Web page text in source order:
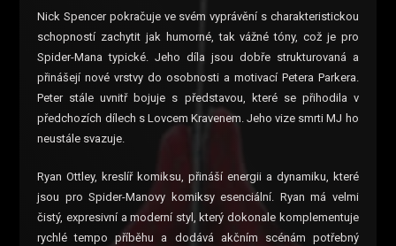
Nick Spencer pokračuje ve svém vyprávění s charakteristickou
schopností zachytit jak humorné, tak vážné tóny, což je pro
Spider-Mana typické. Jeho díla jsou dobře strukturovaná a
přinášejí nové vrstvy do osobnosti a motivací Petera Parkera.
Peter stále uvnitř bojuje s představou, které se přihodila v
předchozích dílech s Lovcem Kravenem. Jeho vize smrti MJ ho
neustále svazuje.
Ryan Ottley, kreslíř komiksu, přináší energii a dynamiku, které
jsou pro Spider-Manovy komiksy esenciální. Ryan má velmi
čistý, expresivní a moderní styl, který dokonale komplementuje
rychlé tempo příběhu a dodává akčním scénám potřebný